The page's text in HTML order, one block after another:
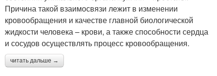
Причина такой взаимосвязи лежит в изменении
кровообращения и качестве главной биологической
жидкости человека – крови, а также способности сердца
и сосудов осуществлять процесс кровообращения.
читать дальше →